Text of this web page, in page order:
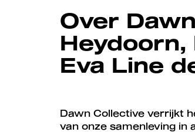
Over
Heydoorn,
Eva Line
Dawn Collective verrijkt
van onze samenleving in